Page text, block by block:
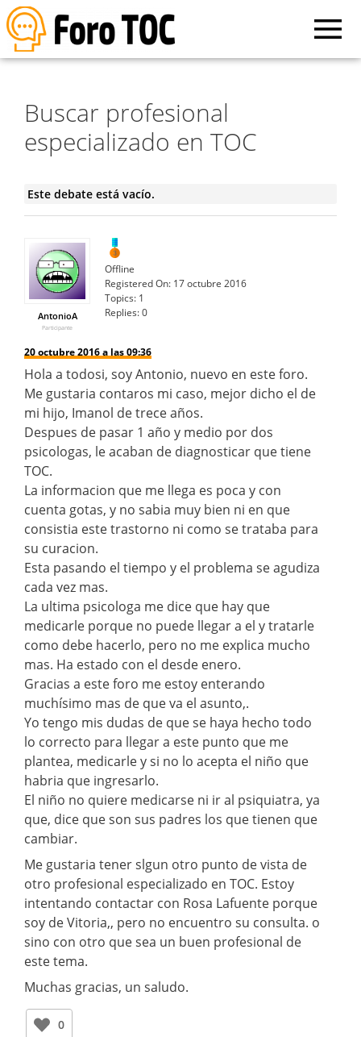
Buscar profesional
especializado en TOC
Este debate está vacío.
AntonioA
Participante
Offline
Registered On: 17 octubre 2016
Topics: 1
Replies:0
20 octubre 2016 a las 09:36
Hola a todosi, soy Antonio, nuevo en este foro.
Me gustaria contaros mi caso, mejor dicho el de
mi hijo, Imanol de trece años.
Despues de pasar 1 año y medio por dos
psicologas, le acaban de diagnosticar que tiene
TOC.
La informacion que me llega es poca y con
cuenta gotas, y no sabia muy bien ni en que
consistia este trastorno ni como se trataba para
su curacion.
Esta pasando el tiempo y el problema se agudiza
cada vez mas.
La ultima psicologa me dice que hay que
medicarle porque no puede llegar a el y tratarle
como debe hacerlo, pero no me explica mucho
mas. Ha estado con el desde enero.
Gracias a este foro me estoy enterando
muchísimo mas de que va el asunto,.
Yo tengo mis dudas de que se haya hecho todo
lo correcto para llegar a este punto que me
plantea, medicarle y si no lo acepta el niño que
habria que ingresarlo.
El niño no quiere medicarse ni ir al psiquiatra, ya
que, dice que son sus padres los que tienen que
cambiar.
Me gustaria tener slgun otro punto de vista de
otro profesional especializado en TOC. Estoy
intentando contactar con Rosa Lafuente porque
soy de Vitoria,, pero no encuentro su consulta. o
sino con otro que sea un buen profesional de
este tema.
Muchas gracias, un saludo.
0